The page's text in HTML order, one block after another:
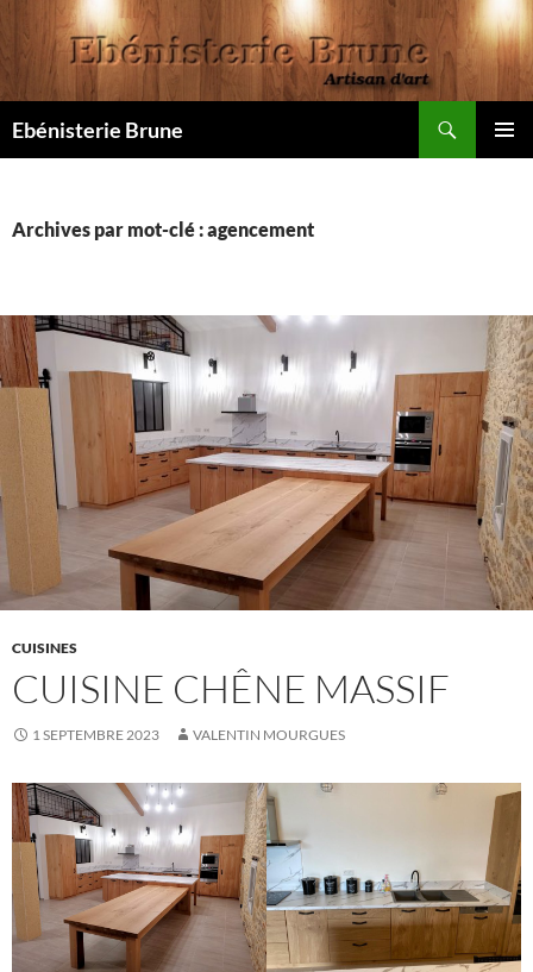
Aller
contenu
Ebénisterie Brune
Archives par mot-clé : agencement
CUISINES
CUISINE CHÊNE MASSIF
1 SEPTEMBRE 2023 VALENTIN MOURGUES